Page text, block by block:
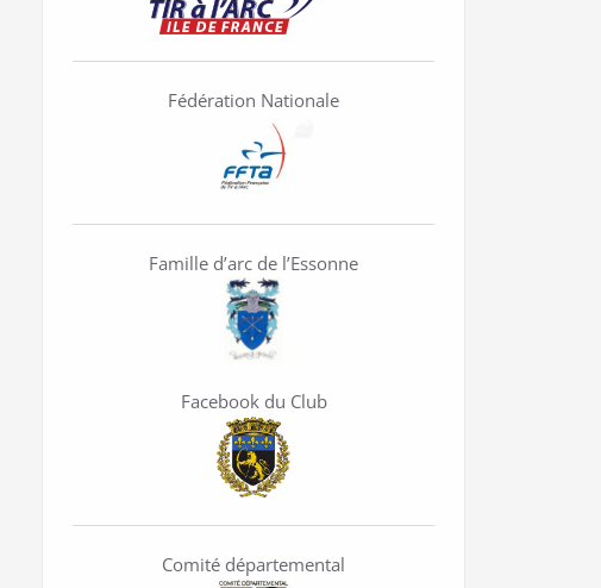
Fédération Nationale
Famille d’arc de l’Essonne
Facebook du Club
Comité départemental